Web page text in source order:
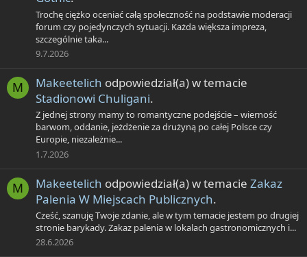
Trochę ciężko oceniać całą społeczność na podstawie moderacji
forum czy pojedynczych sytuacji. Każda większa impreza,
szczególnie taka...
9.7.2026
M Makeetelich odpowiedział(a) w temacie
Stadionowi Chuligani.
Z jednej strony mamy to romantyczne podejście – wierność
barwom, oddanie, jeżdżenie za drużyną po całej Polsce czy
Europie, niezależnie...
1.7.2026
M Makeetelich odpowiedział(a) w temacie Zakaz
Palenia W Miejscach Publicznych.
Cześć, szanuję Twoje zdanie, ale w tym temacie jestem po drugiej
stronie barykady. Zakaz palenia w lokalach gastronomicznych i...
28.6.2026